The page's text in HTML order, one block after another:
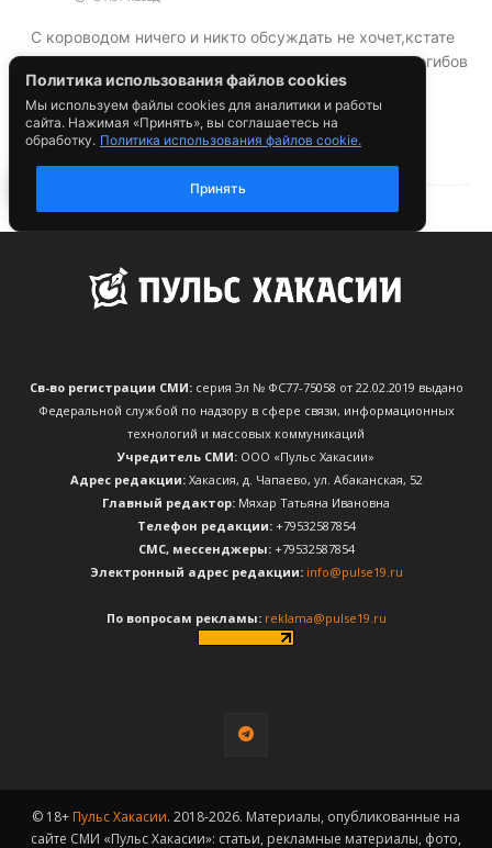
Св-во регистрации СМИ:серия Эл № ФС77-75058 от 22.02.2019 выдано
Федеральной службой по надзору в сфере связи, информационных
технологий и массовых коммуникаций
Учредитель СМИ: ООО «Пульс Хакасии»
Адрес редакции:Хакасия, д. Чапаево, ул. Абаканская, 52
Главный редактор: Мяхар Татьяна Ивановна
Телефон редакции:+79532587854
CМС, мессенджеры:+79532587854
Электронный адрес редакции: info@pulse19.ru
По вопросам рекламы: reklama@pulse19.ru
© 18+ Пульс Хакасии. 2018-2026. Материалы, опубликованные на
сайте СМИ «Пульс Хакасии»: статьи, рекламные материалы, фото,